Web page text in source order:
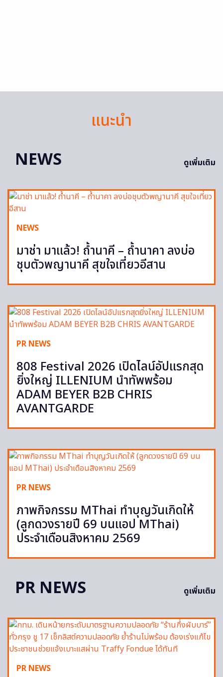
แนะนำ
NEWS
ดูเพิ่มเติม
NEWS
มาช่า มาแล้ว! ถ้ำนาคี – ถ้ำนาคา ลงบ่อ
ชุบตัวพญานาคี สุขใจเที่ยวอีสาน
PR NEWS
808 Festival 2026 เปิดไลน์อัปแรกสุด
ยิ่งใหญ่ ILLENIUM นำทัพพร้อม
ADAM BEYER B2B CHRIS
AVANTGARDE
PR NEWS
ภาพกิจกรรม MThai ทำบุญวันเกิดให้
(ลูกดวงรายปี 69 บนแอป MThai)
ประจำเดือนสิงหาคม 2569
PR NEWS ดูเพิ่มเติม
PR NEWS